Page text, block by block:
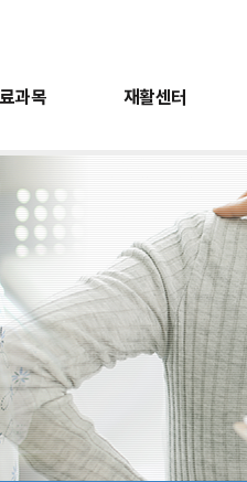
길
과목 재활센터
터
센터
센터
터
센터
센터
건강검진센터
건강검진
위/대장내시경
근골격계검진
근전도검사